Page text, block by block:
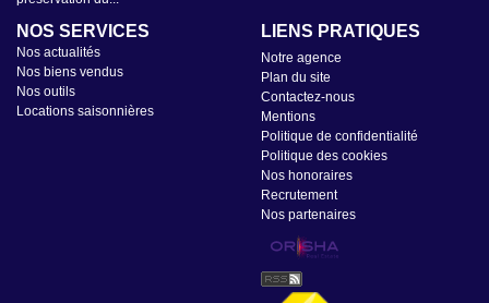
NOS SERVICES
Nos actualités
Nos biens vendus
Nos outils
Locations saisonnières
LIENS PRATIQUES
Notre agence
Plan du site
Contactez-nous
Mentions
Politique de confidentialité
Politique des cookies
Nos honoraires
Recrutement
Nos partenaires